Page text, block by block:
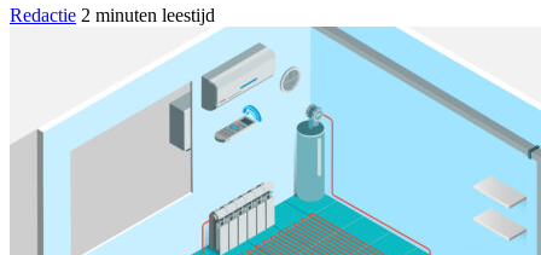
Redactie 2 minuten leestijd